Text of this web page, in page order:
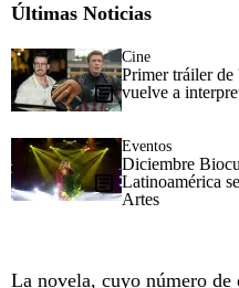
Últimas Noticias
Cine
Primer tráiler
vuelve a
Eventos
Diciembre
Latinoamérica
Artes
La novela, cuyo número de